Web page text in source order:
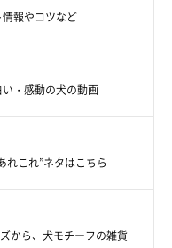
報やコツなど
・感動の犬の動画
れこれ”ネタはこちら
から、犬モチーフの雑貨